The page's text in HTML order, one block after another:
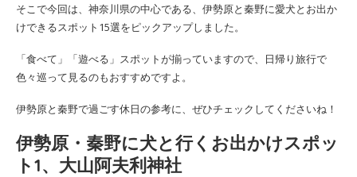
そこで今回は、神奈川県の中心である、伊勢原と秦野に愛犬とお出か
けできるスポット15選をピックアップしました。
「食べて」「遊べる」スポットが揃っていますので、日帰り旅行で
色々巡って見るのもおすすめですよ。
伊勢原と秦野で過ごす休日の参考に、ぜひチェックしてくださいね！
伊勢原・秦野に犬と行くお出かけスポッ
ト1、大山阿夫利神社